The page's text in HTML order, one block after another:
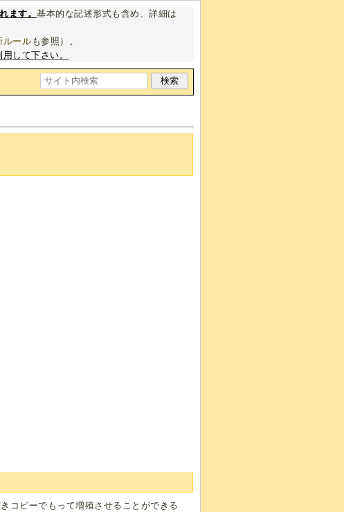
ます。基本的な記述形式も含め、詳細は
ルール も参照）。
用して下さい。
コピーでもって増殖させることができる